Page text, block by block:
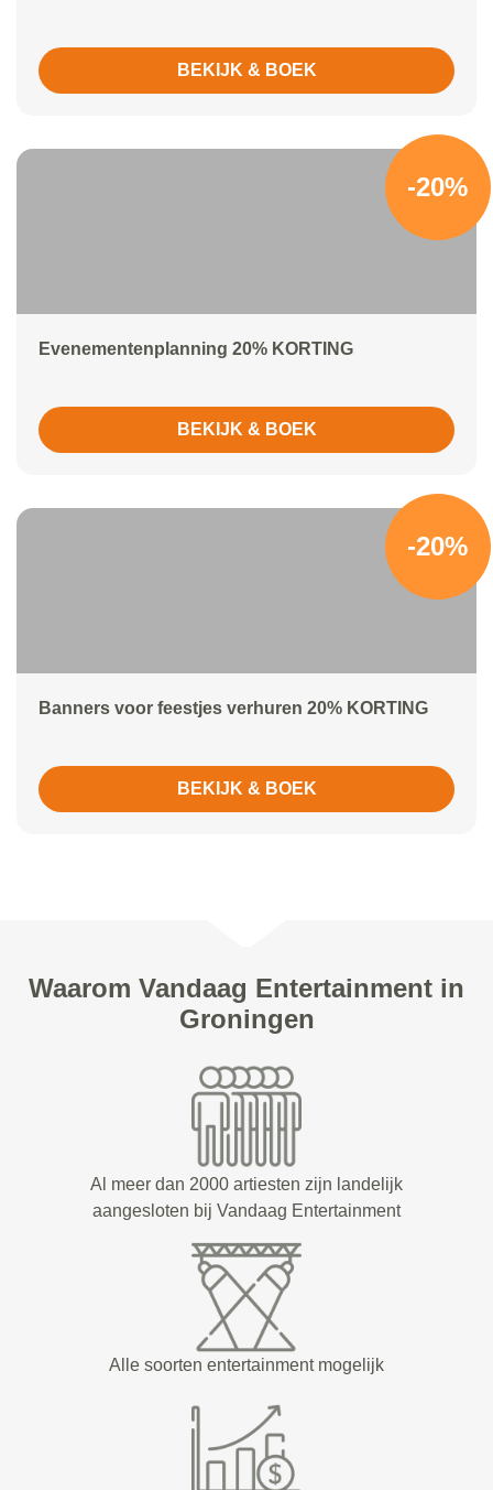
BEKIJK & BOEK
-20%
Evenementenplanning 20% KORTING
BEKIJK & BOEK
-20%
Banners voor feestjes verhuren 20% KORTING
BEKIJK & BOEK
Waarom Vandaag Entertainment in
Groningen
Al meer dan 2000 artiesten zijn landelijk
aangesloten bij Vandaag Entertainment
Alle soorten entertainment mogelijk